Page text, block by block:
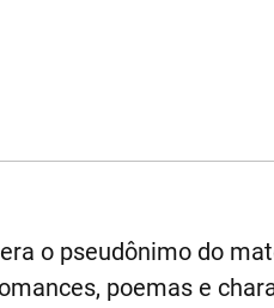
o pseudônimo do
poemas e